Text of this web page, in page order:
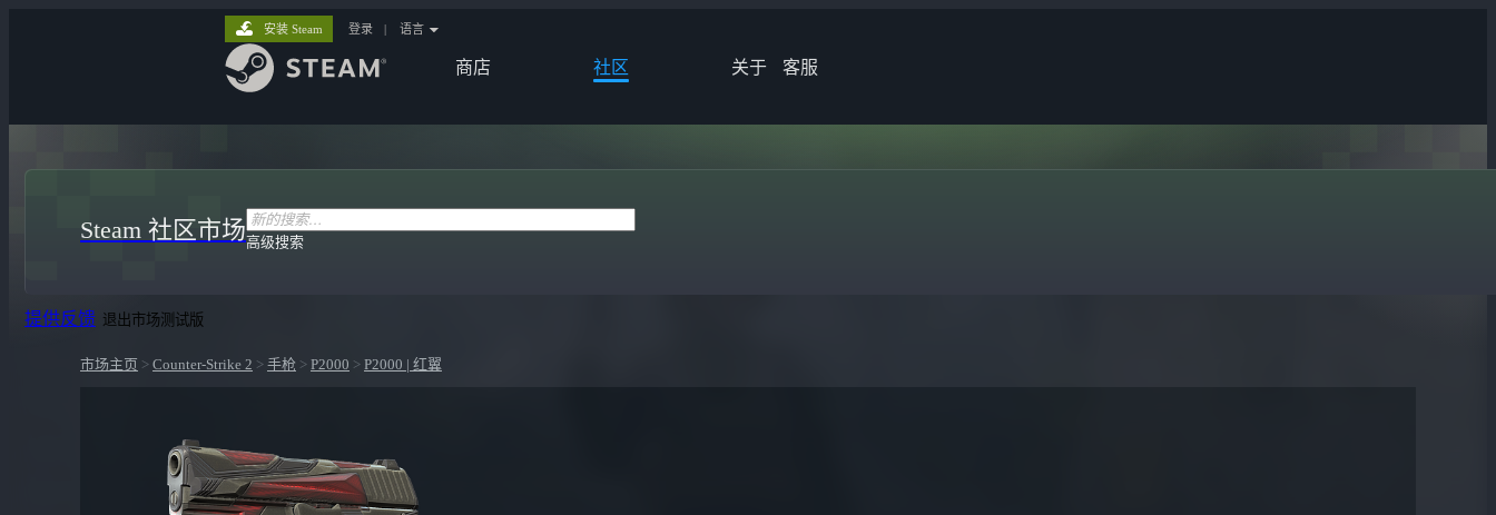
商店 社区 关于 客服
安装 Steam 登录 | 语言
Steam 社区市场高级搜索
提供反馈 退出市场测试版
市场主页 > Counter-Strike 2 > 手枪 > P2000 > P2000 | 红翼